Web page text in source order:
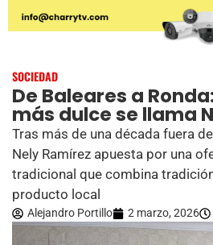
SOCIEDAD
De Baleares a
más dulce se llama
Tras más de una década fuera
Nely Ramírez apuesta por una
tradicional que combina
producto local
Alejandro Portillo 2 marzo, 2026